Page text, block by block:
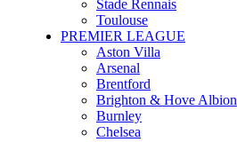
Stade Rennais
Toulouse
PREMIER LEAGUE
Aston Villa
Arsenal
Brentford
Brighton & Hove Albion
Burnley
Chelsea